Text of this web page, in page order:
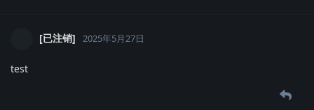
[已注销] 2025年5月27日
test